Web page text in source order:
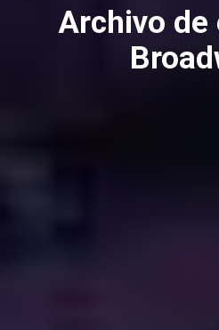
Archivo de